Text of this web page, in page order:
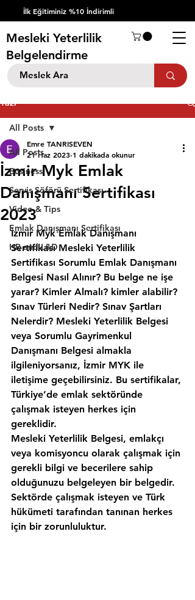
İlk Eğitiminiz %10 İndirimli
Mesleki Yeterlilik
Belgelendirme
Yazı
All Posts
Business
Servis Şöförü Sertifikası
Video & Tips
Emlak Danışmanı Sertifikası
HR and L&D
All Posts
İzmir Myk Emlak
Danışmanı Sertifikası
2023
Emre TANRISEVEN
21 Haz 2023 1 dakikada okunur
İzmir Myk Emlak Danışmanı
Sertifikası Mesleki Yeterlilik
Sertifikası Sorumlu Emlak Danışmanı
Belgesi Nasıl Alınır? Bu belge ne işe
yarar? Kimler Almalı? kimler alabilir?
Sınav Türleri Nedir? Sınav Şartları
Nelerdir? Mesleki Yeterlilik Belgesi
veya Sorumlu Gayrimenkul
Danışmanı Belgesi almakla
ilgileniyorsanız, İzmir MYK ile
iletişime geçebilirsiniz. Bu sertifikalar,
Türkiye’de emlak sektöründe
çalışmak isteyen herkes için
gereklidir.
Mesleki Yeterlilik Belgesi, emlakçı
veya komisyoncu olarak çalışmak için
gerekli bilgi ve becerilere sahip
olduğunuzu belgeleyen bir belgedir.
Sektörde çalışmak isteyen ve Türk
hükümeti tarafından tanınan herkes
için bir zorunluluktur.